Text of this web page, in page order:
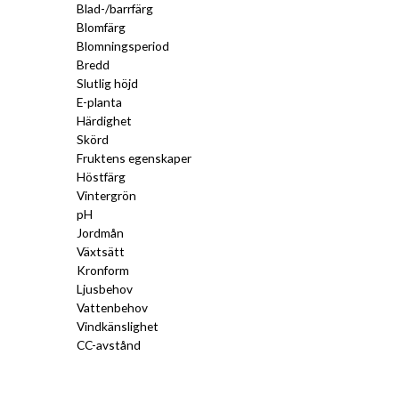
Blad-/barrfärg
Blomfärg
Blomningsperiod
Bredd
Slutlig höjd
E-planta
Härdighet
Skörd
Fruktens egenskaper
Höstfärg
Vintergrön
pH
Jordmån
Växtsätt
Kronform
Ljusbehov
Vattenbehov
Vindkänslighet
CC-avstånd